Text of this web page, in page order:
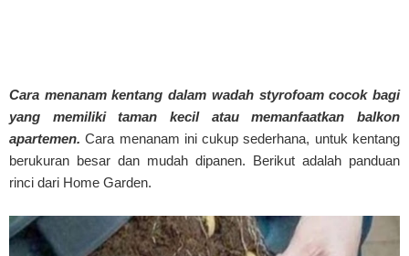
Cara menanam kentang dalam wadah styrofoam cocok bagi
yang memiliki taman kecil atau memanfaatkan balkon
apartemen.Cara menanam ini cukup sederhana, untuk kentang
berukuran besar dan mudah dipanen. Berikut adalah panduan
rinci dari Home Garden.